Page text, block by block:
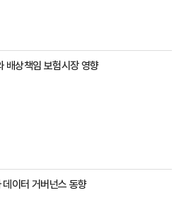
배상책임 보험시장 영향
이터 거버넌스 동향